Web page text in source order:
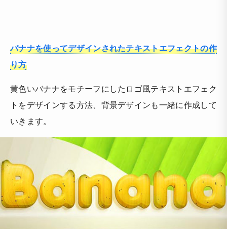
バナナを使ってデザインされたテキストエフェクトの作
り方
黄色いバナナをモチーフにしたロゴ風テキストエフェク
トをデザインする方法、背景デザインも一緒に作成して
いきます。